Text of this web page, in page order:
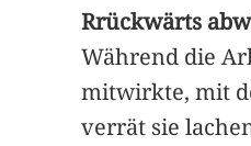
Rrückwärts
Während die
mitwirkte, mit
verrät sie